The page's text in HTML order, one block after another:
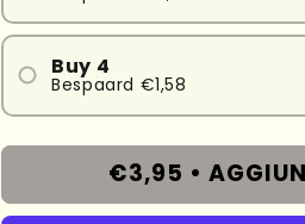
Buy 4
Bespaard €1,58
€3,95 •